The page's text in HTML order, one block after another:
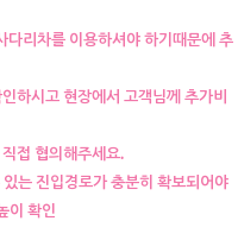
다리차를 이용하셔야 하기때문에 추
하시고 현장에서 고객님께 추가비
접 협의해주세요.
는 진입경로가 충분히 확보되어야
이 확인